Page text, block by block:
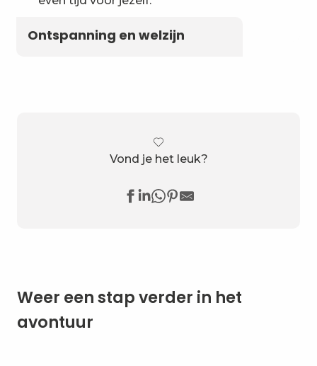
Ontspanning en welzijn
Vond je het leuk?
Weer een stap verder in het
avontuur